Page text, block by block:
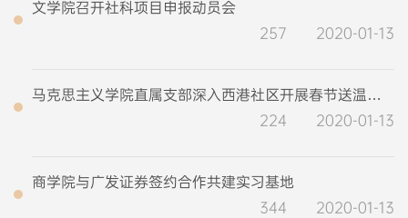
文学院召开社科项目申报动员会
257 2020-01-13
马克思主义学院直属支部深入西港社区开展春节送温暖活动
224 2020-01-13
商学院与广发证券签约合作共建实习基地
344 2020-01-13